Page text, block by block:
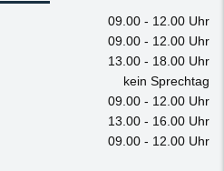
09.00 - 12.00 Uhr
09.00 - 12.00 Uhr
13.00 - 18.00 Uhr
kein Sprechtag
09.00 - 12.00 Uhr
13.00 - 16.00 Uhr
09.00 - 12.00 Uhr